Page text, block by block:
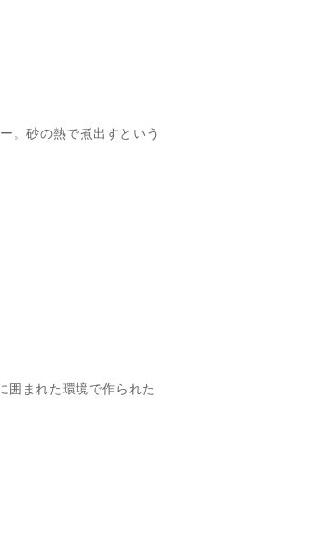
。砂の熱で煮出すという
囲まれた環境で作られた